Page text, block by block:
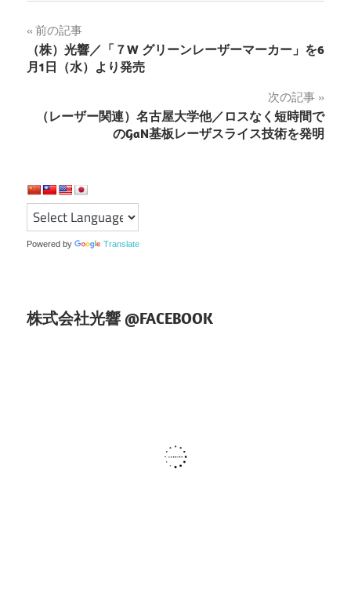
投
稿
ビ
ー
シ
ョ
前の記事
（株）光響／「７W グリーンレーザーマーカー」を6
月1日（水）より発売
次の記事
（レーザー関連）名古屋大学他／ロスなく短時間で
のGaN基板レーザスライス技術を発明
Powered by Translate
株式会社光響 @FACEBOOK